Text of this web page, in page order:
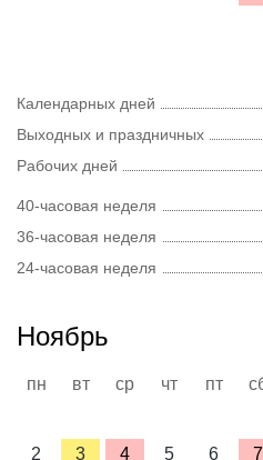
Календарных дней
Выходных и праздничных
Рабочих дней
40-часовая неделя
36-часовая неделя
24-часовая неделя
Ноябрь
пн вт ср чт пт
2
3 4 5 6 7